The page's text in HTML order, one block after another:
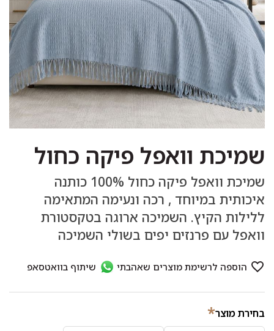
שמיכת וואפל פיקה כחול
שמיכת וואפל פיקה כחול 100% כותנה
איכותית במיוחד , רכה ונעימה המתאימה
ללילות הקיץ. השמיכה ארוגה בטקסטורת
וואפל עם פרנזים יפים בשולי השמיכה
בחירת מוצר*